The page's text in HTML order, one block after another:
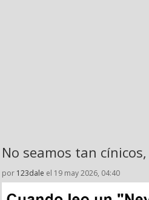
No seamos tan
por 123dale el 19 may 2026, 04:40